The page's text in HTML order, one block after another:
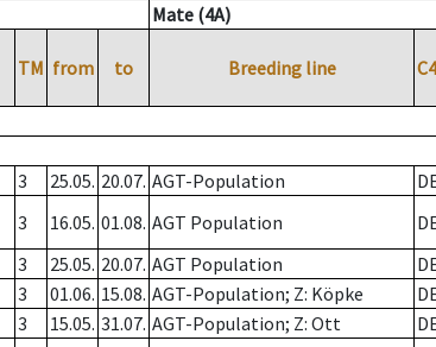
Mate (4A)
TM from to Breeding line
3 25.05. 20.07. AGT-Population
3 16.05. 01.08. AGT Population
3 25.05. 20.07. AGT Population
3 01.06. 15.08. AGT-Population; Z: Köpke
3 15.05. 31.07. AGT-Population; Z: Ott